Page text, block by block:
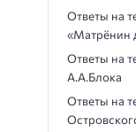
Ответы на
«Матрёнин
Ответы на
А.А.Блока
Ответы на